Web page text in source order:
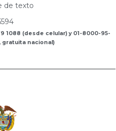
de texto
1088 (desde celular) y 01-8000-95-
gratuita nacional)